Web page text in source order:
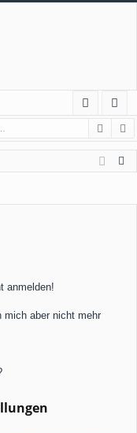
m
el
de
ist
rie
re
anmelden!
mich aber nicht mehr